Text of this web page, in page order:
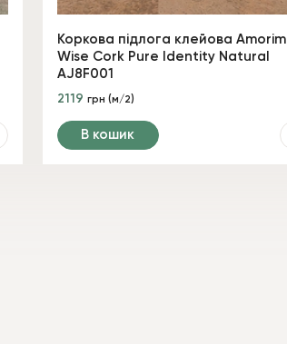
Коркова підлога клейова Amorim
Wise Cork Pure Identity Natural
AJ8F001
2119 грн (м/2)
В кошик